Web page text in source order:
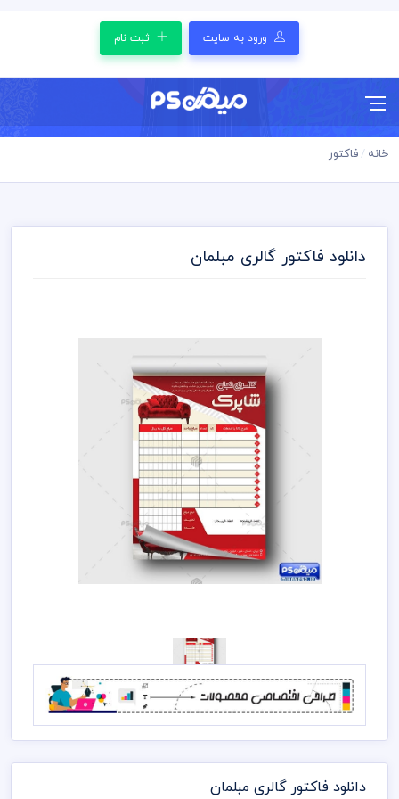
ورود به سایت ثبت نام
خانه فاکتور
دانلود فاکتور گالری مبلمان
دانلود فاکتور گالری مبلمان